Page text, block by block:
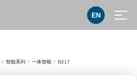
EN
/ 智能系列 / 一体智能 / B217